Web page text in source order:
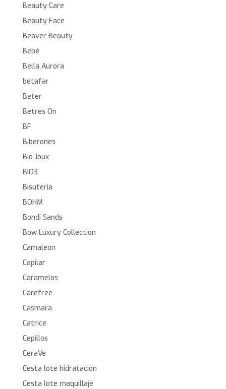
Beauty Care
Beauty Face
Beaver Beauty
Bebé
Bella Aurora
betafar
Beter
Betres On
BF
Biberones
Bio Joux
BIO3
Bisuteria
BOHM
Bondi Sands
Bow Luxury Collection
Camaleon
Capilar
Caramelos
Carefree
Casmara
Catrice
Cepillos
CeraVe
Cesta lote hidratación
Cesta lote maquillaje